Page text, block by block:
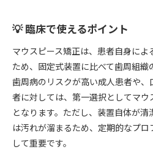
💡 臨床で使えるポイント
マウスピース矯正は、患者自身に
ため、固定式装置に比べて歯周組
歯周病のリスクが高い成人患者や
者に対しては、第一選択としてマ
となります。ただし、装置自体が
は汚れが溜まるため、定期的なプ
して重要です。